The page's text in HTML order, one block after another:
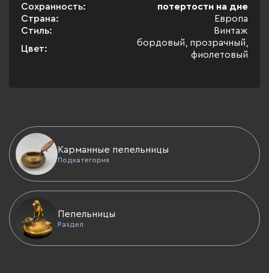
Сохранность:
потертости на дне
Страна:
Европа
Стиль:
Винтаж
Цвет:
бордовый, прозрачный,
фиолетовый
Карманные пепельницы
Подкатегория
Пепельницы
Раздел